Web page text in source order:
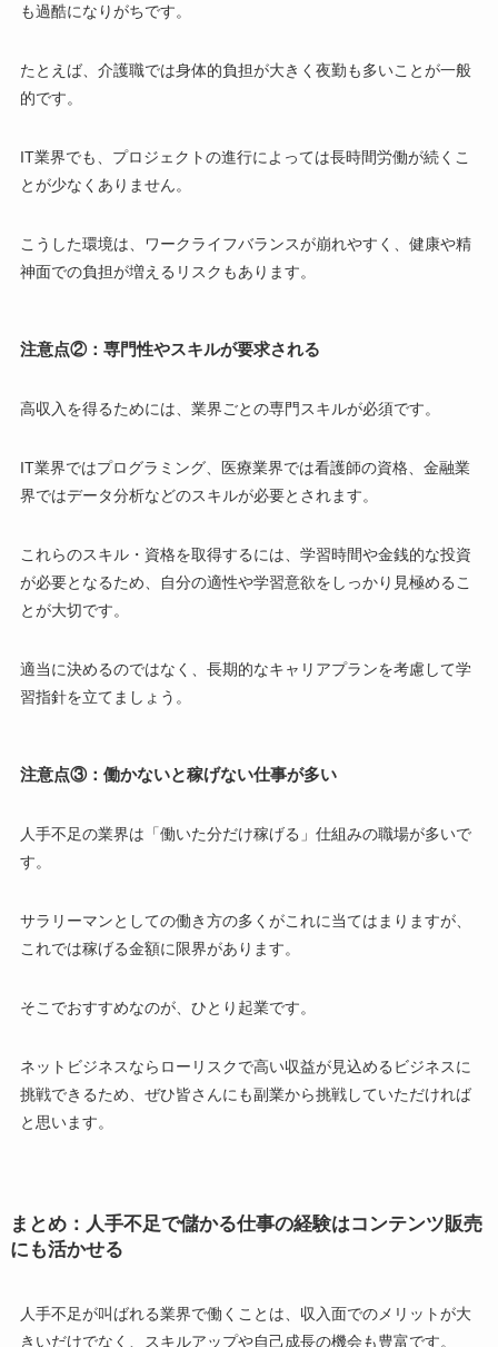
も過酷になりがちです。
たとえば、介護職では身体的負担が大きく夜勤も多いことが一般
的です。
IT業界でも、プロジェクトの進行によっては長時間労働が続くこ
とが少なくありません。
こうした環境は、ワークライフバランスが崩れやすく、健康や精
神面での負担が増えるリスクもあります。
注意点②：専門性やスキルが要求される
高収入を得るためには、業界ごとの専門スキルが必須です。
IT業界ではプログラミング、医療業界では看護師の資格、金融業
界ではデータ分析などのスキルが必要とされます。
これらのスキル・資格を取得するには、学習時間や金銭的な投資
が必要となるため、自分の適性や学習意欲をしっかり見極めるこ
とが大切です。
適当に決めるのではなく、長期的なキャリアプランを考慮して学
習指針を立てましょう。
注意点③：働かないと稼げない仕事が多い
人手不足の業界は「働いた分だけ稼げる」仕組みの職場が多いで
す。
サラリーマンとしての働き方の多くがこれに当てはまりますが、
これでは稼げる金額に限界があります。
そこでおすすめなのが、ひとり起業です。
ネットビジネスならローリスクで高い収益が見込めるビジネスに
挑戦できるため、ぜひ皆さんにも副業から挑戦していただければ
と思います。
まとめ：人手不足で儲かる仕事の経験はコンテンツ販売
にも活かせる
人手不足が叫ばれる業界で働くことは、収入面でのメリットが大
きいだけでなく、スキルアップや自己成長の機会も豊富です。